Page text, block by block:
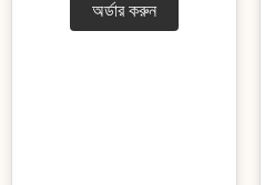
অর্ডার করুন